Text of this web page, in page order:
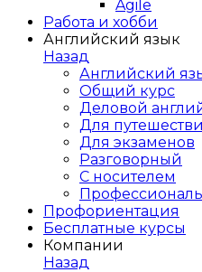
Agile
Работа и хобби
Английский язык
Назад
Английский
Общий курс
Деловой
Для
Для экзаменов
Разговорный
С носителем
Профориентация
Бесплатные курсы
Компании
Назад